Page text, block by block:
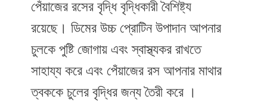
পেঁয়াজের রসের বৃদ্ধি বৃদ্ধিকারী বৈশিষ্ট্য
রয়েছে। ডিমের উচ্চ প্রোটিন উপাদান আপনার
চুলকে পুষ্টি জোগায় এবং স্বাস্থ্যকর রাখতে
সাহায্য করে এবং পেঁয়াজের রস আপনার মাথার
ত্বককে চুলের বৃদ্ধির জন্য তৈরী করে ।